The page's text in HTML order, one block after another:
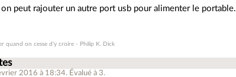
peut rajouter un autre port usb pour alimenter le portable.
quand on cesse d'y croire - Philip K. Dick
2016 à 18:34. Évalué à 3.